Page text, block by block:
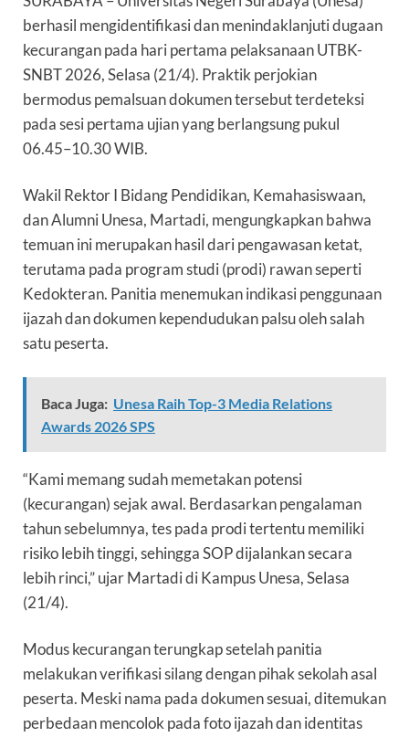
berhasil mengidentifikasi dan menindaklanjuti dugaan
kecurangan pada hari pertama pelaksanaan UTBK-
SNBT 2026, Selasa (21/4). Praktik perjokian
bermodus pemalsuan dokumen tersebut terdeteksi
pada sesi pertama ujian yang berlangsung pukul
06.45–10.30 WIB.
Wakil Rektor I Bidang Pendidikan, Kemahasiswaan,
dan Alumni Unesa, Martadi, mengungkapkan bahwa
temuan ini merupakan hasil dari pengawasan ketat,
terutama pada program studi (prodi) rawan seperti
Kedokteran. Panitia menemukan indikasi penggunaan
ijazah dan dokumen kependudukan palsu oleh salah
satu peserta.
Baca Juga: Unesa Raih Top-3 Media Relations
Awards 2026 SPS
“Kami memang sudah memetakan potensi
(kecurangan) sejak awal. Berdasarkan pengalaman
tahun sebelumnya, tes pada prodi tertentu memiliki
risiko lebih tinggi, sehingga SOP dijalankan secara
lebih rinci,” ujar Martadi di Kampus Unesa, Selasa
(21/4).
Modus kecurangan terungkap setelah panitia
melakukan verifikasi silang dengan pihak sekolah asal
peserta. Meski nama pada dokumen sesuai, ditemukan
perbedaan mencolok pada foto ijazah dan identitas